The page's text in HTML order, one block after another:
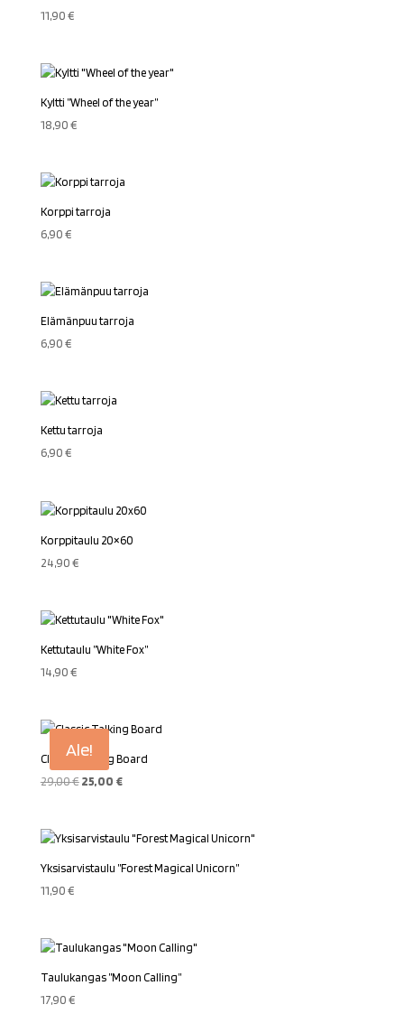
11,90€
Kyltti ”Wheel of the year”
18,90€
Korppi tarroja
6,90€
Elämänpuu tarroja
6,90€
Kettu tarroja
6,90€
Korppitaulu 20×60
24,90€
Kettutaulu ”White Fox”
14,90€
Ale!
Classic Talking Board
29,00€ Alkuperäinen
29,00 €.
25,00 €Nykyinen
25,00 €.
Yksisarvistaulu ”Forest Magical Unicorn”
11,90€
Taulukangas ”Moon Calling”
17,90€